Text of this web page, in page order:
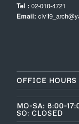
Tel :02-010-4721
Email:
OFFICE HOURS
MO-SA: 8:00-
SO: CLOSED